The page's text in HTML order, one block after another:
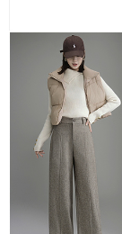
3.完整用戶服務條
【注意事項】
１．透過由恩沛科
易，需依本服務之
權轉讓予恩沛科技股
２．關於個人資料
https://aftee.tw/
３．未成年的使用
「AFTEE先享後付
４．使用「AFTEE
時審查核予不同之
請求用戶進行身份認
５．嚴禁一人註冊
每筆NT$80，滿
付款後7-11取貨
每筆NT$80，滿
宅配
每筆NT$70，滿
離島-郵局寄送
每筆NT$90，滿